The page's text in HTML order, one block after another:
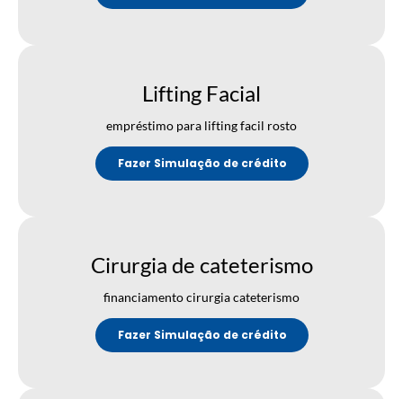
Lifting Facial
empréstimo para lifting facil rosto
Fazer Simulação de crédito
Cirurgia de cateterismo
financiamento cirurgia cateterismo
Fazer Simulação de crédito